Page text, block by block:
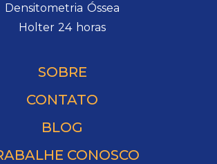
Densitometria Óssea
Holter 24 horas
SOBRE
CONTATO
BLOG
CONOSCO